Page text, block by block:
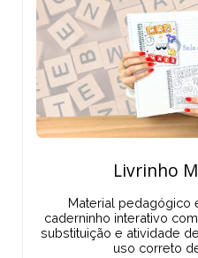
Livrinho
Material pedagógico
caderninho interativo
substituição e atividade
uso correto